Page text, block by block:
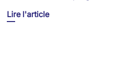
Lire l'article